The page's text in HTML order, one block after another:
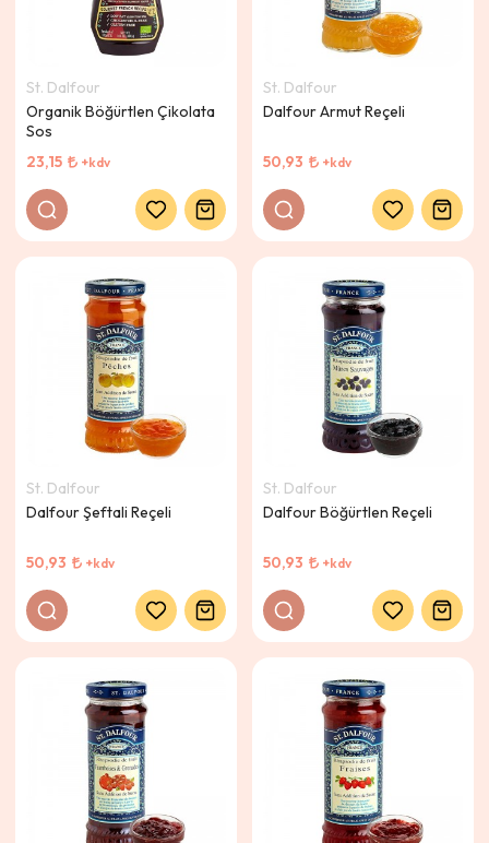
St. Dalfour
Organik Böğürtlen Çikolata
Sos
23,15
+kdv
St. Dalfour
Dalfour Armut Reçeli
50,93 +kdv
St. Dalfour
Dalfour Şeftali Reçeli
50,93 +kdv
St. Dalfour
Dalfour Böğürtlen Reçeli
50,93 +kdv